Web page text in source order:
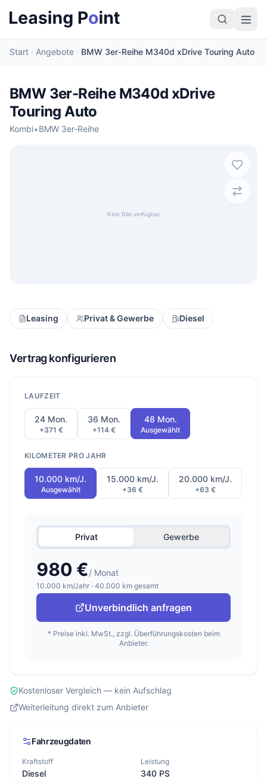
Start Angebote BMW 3er-Reihe M340d xDrive Touring Auto
BMW 3er-Reihe M340d xDrive
Touring Auto
Kombi•BMW 3er-Reihe
Leasing Privat & Gewerbe Diesel
Vertrag konfigurieren
LAUFZEIT
24 Mon.
+371 €
36 Mon.
+114 €
48 Mon.
Ausgewählt
KILOMETER PRO JAHR
10.000 km/J.
Ausgewählt
15.000 km/J.
+36 €
20.000 km/J.
+63 €
Privat Gewerbe
980 €/ Monat
10.000 km/Jahr · 40.000 km gesamt
Unverbindlich anfragen
* Preise inkl. MwSt., zzgl. Überführungskosten beim
Anbieter.
Kostenloser Vergleich — kein Aufschlag
Weiterleitung direkt zum Anbieter
Fahrzeugdaten
Kraftstoff
Diesel
Leistung
340 PS